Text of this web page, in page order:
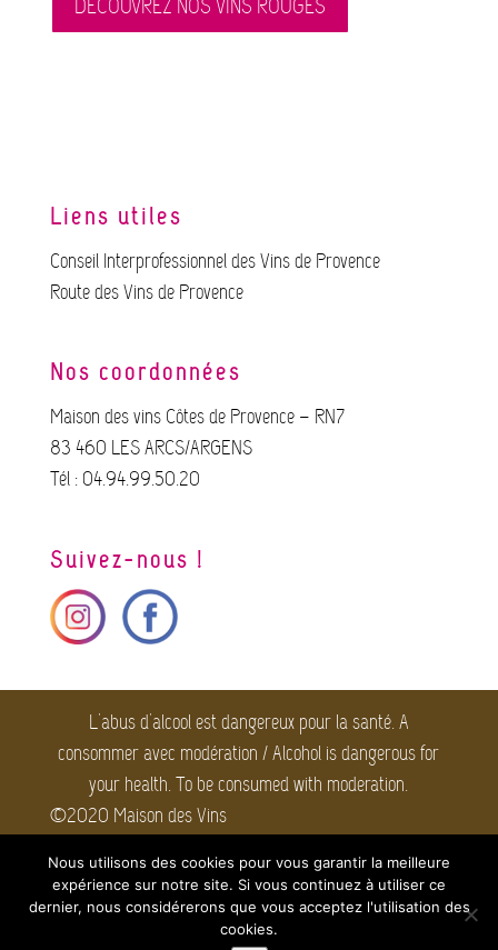
DÉCOUVREZ NOS VINS ROUGES
Liens utiles
Conseil Interprofessionnel des Vins de Provence
Route des Vins de Provence
Nos coordonnées
Maison des vins Côtes de Provence – RN7
83 460 LES ARCS/ARGENS
Tél : 04.94.99.50.20
Suivez-nous !
L'abus d'alcool est dangereux pour la santé. A
consommer avec modération / Alcohol is dangerous for
your health. To be consumed with moderation.
©2020 Maison des Vins
droits réservés. Mentions
légales
Webmaster : taikA |Agence Web et Communication
Nous utilisons des cookies pour vous garantir la meilleure
expérience sur notre site. Si vous continuez à utiliser ce
dernier, nous considérerons que vous acceptez l'utilisation des
cookies.